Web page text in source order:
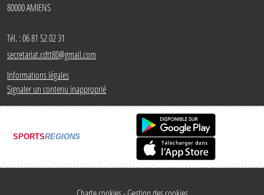
80000AMIENS
Tél. :06 81 52 02 31
secretariat.cdtt80@gmail.com
Informations légales
Signaler un contenu inapproprié
SPORTSREGIONS